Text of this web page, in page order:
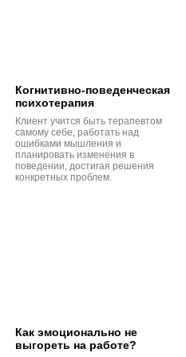
Когнитивно-поведенческая
психотерапия
Клиент учится быть терапевтом
самому себе, работать над
ошибками мышления и
планировать изменения в
поведении, достигая решения
конкретных проблем.
Как эмоционально не
выгореть на работе?